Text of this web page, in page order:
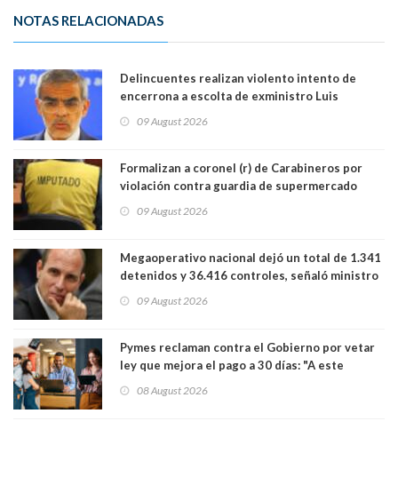
NOTAS RELACIONADAS
Delincuentes realizan violento intento de
encerrona a escolta de exministro Luis
Lo Espejo
09 August 2026
Formalizan a coronel (r) de Carabineros por
violación contra guardia de supermercado
09 August 2026
Megaoperativo nacional dejó un total de 1.341
detenidos y 36.416 controles, señaló ministro
09 August 2026
Pymes reclaman contra el Gobierno por vetar
ley que mejora el pago a 30 días: "A este
medianas empresas"
08 August 2026